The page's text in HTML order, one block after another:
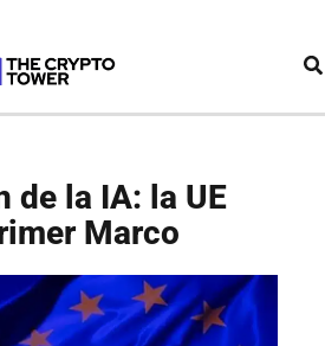
de la IA: la UE
Marco